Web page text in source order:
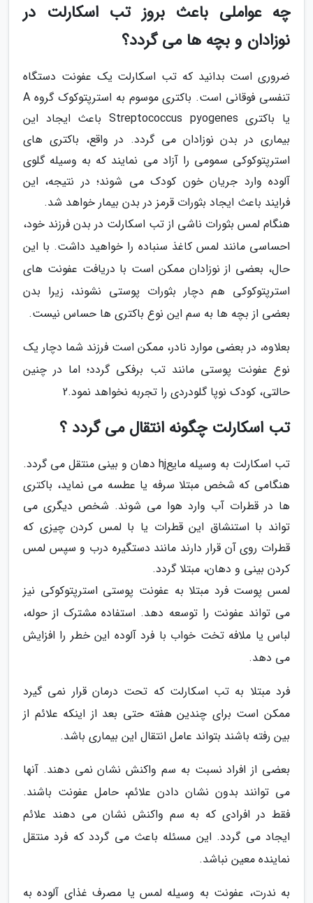
چه عواملی باعث بروز تب اسکارلت در
نوزادان و بچه ها می گردد؟
ضروری است بدانید که تب اسکارلت یک عفونت دستگاه
تنفسی فوقانی است. باکتری موسوم به استرپتوکوک گروه A
یا باکتری Streptococcus pyogenes باعث ایجاد این
بیماری در بدن نوزادان می گردد. در واقع، باکتری های
استرپتوکوکی سمومی را آزاد می نمایند که به وسیله گلوی
آلوده وارد جریان خون کودک می شوند؛ در نتیجه، این
فرایند باعث ایجاد بثورات قرمز در بدن بیمار خواهد شد.
هنگام لمس بثورات ناشی از تب اسکارلت در بدن فرزند خود،
احساسی مانند لمس کاغذ سنباده را خواهید داشت. با این
حال، بعضی از نوزادان ممکن است با دریافت عفونت های
استرپتوکوکی هم دچار بثورات پوستی نشوند، زیرا بدن
بعضی از بچه ها به سم این نوع باکتری ها حساس نیست.
بعلاوه، در بعضی موارد نادر، ممکن است فرزند شما دچار یک
نوع عفونت پوستی مانند تب برفکی گردد؛ اما در چنین
حالتی، کودک نوپا گلودردی را تجربه نخواهد نمود.2
تب اسکارلت چگونه انتقال می گردد ؟
تب اسکارلت به وسیله مایعhj دهان و بینی منتقل می گردد.
هنگامی که شخص مبتلا سرفه یا عطسه می نماید، باکتری
ها در قطرات آب وارد هوا می شوند. شخص دیگری می
تواند با استنشاق این قطرات یا با لمس کردن چیزی که
قطرات روی آن قرار دارند مانند دستگیره درب و سپس لمس
کردن بینی و دهان، مبتلا گردد.
لمس پوست فرد مبتلا به عفونت پوستی استرپتوکوکی نیز
می تواند عفونت را توسعه دهد. استفاده مشترک از حوله،
لباس یا ملافه تخت خواب با فرد آلوده این خطر را افزایش
می دهد.
فرد مبتلا به تب اسکارلت که تحت درمان قرار نمی گیرد
ممکن است برای چندین هفته حتی بعد از اینکه علائم از
بین رفته باشند بتواند عامل انتقال این بیماری باشد.
بعضی از افراد نسبت به سم واکنش نشان نمی دهند. آنها
می توانند بدون نشان دادن علائم، حامل عفونت باشند.
فقط در افرادی که به سم واکنش نشان می دهند علائم
ایجاد می گردد. این مسئله باعث می گردد که فرد منتقل
نماینده معین نباشد.
به ندرت، عفونت به وسیله لمس یا مصرف غذای آلوده به